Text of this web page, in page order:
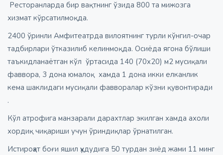
Ресторанларда бир вақтнинг ўзида 800 та мижозга
хизмат кўрсатилмоқда.
2400 ўринли Амфитеатрда вилоятнинг турли кўнгил-очар
тадбирлари ўтказилиб келинмоқда. Осиёда ягона бўлиши
таъкидланаётган кўл ўртасида 140 (70х20) м2 мусиқали
фаввора, 3 дона юмалоқ хамда 1 дона икки елканлик
кема шаклидаги мусиқали фавворалар кўзни қувонтиради
.
Кўл атрофига манзарали дарахтлар экилган хамда ахоли
хордиқ чиқариши учун ўриндиқлар ўрнатилган.
Истироҳат боғи яшил ҳудудига 50 турдан зиёд жами 11 минг